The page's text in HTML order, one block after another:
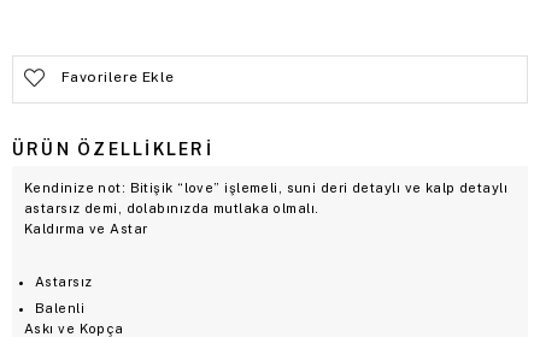
Favorilere Ekle
ÜRÜN ÖZELLIKLERI
Kendinize not: Bitişik “love” işlemeli, suni deri detaylı ve kalp detaylı
astarsız demi, dolabınızda mutlaka olmalı.
Kaldırma ve Astar
Astarsız
Balenli
Askı ve Kopça